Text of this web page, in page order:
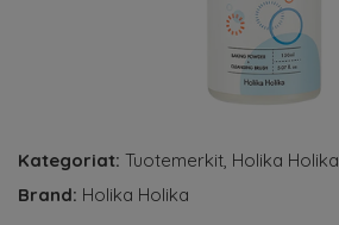
Kategoriat: Tuotemerkit, Holika Holika
Brand: Holika Holika